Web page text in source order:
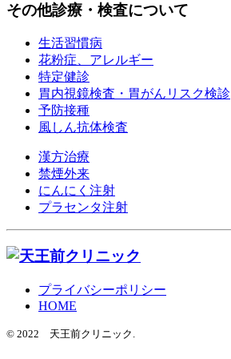
その他診療・検査について
生活習慣病
花粉症、アレルギー
特定健診
胃内視鏡検査・胃がんリスク検診
予防接種
風しん抗体検査
漢方治療
禁煙外来
にんにく注射
プラセンタ注射
プライバシーポリシー
HOME
© 2022 天王前クリニック.